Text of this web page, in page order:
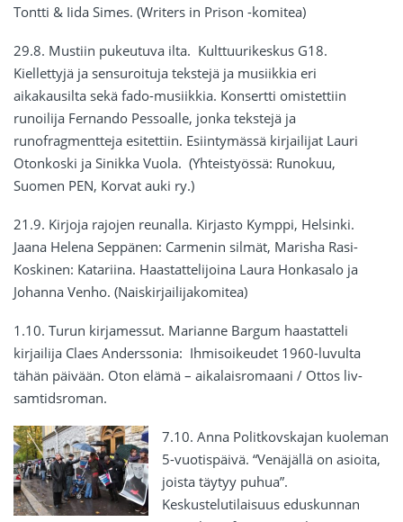
Tontti & Iida Simes. (Writers in Prison -komitea)
29.8. Mustiin pukeutuva ilta. Kulttuurikeskus G18.
Kiellettyjä ja sensuroituja tekstejä ja musiikkia eri
aikakausilta sekä fado-musiikkia. Konsertti omistettiin
runoilija Fernando Pessoalle, jonka tekstejä ja
runofragmentteja esitettiin. Esiintymässä kirjailijat Lauri
Otonkoski ja Sinikka Vuola. (Yhteistyössä: Runokuu,
Suomen PEN, Korvat auki ry.)
21.9. Kirjoja rajojen reunalla. Kirjasto Kymppi, Helsinki.
Jaana Helena Seppänen: Carmenin silmät, Marisha Rasi-
Koskinen: Katariina. Haastattelijoina Laura Honkasalo ja
Johanna Venho. (Naiskirjailijakomitea)
1.10. Turun kirjamessut. Marianne Bargum haastatteli
kirjailija Claes Anderssonia: Ihmisoikeudet 1960-luvulta
tähän päivään. Oton elämä – aikalaisromaani / Ottos liv-
samtidsroman.
7.10. Anna Politkovskajan kuoleman
5-vuotispäivä. “Venäjällä on asioita,
joista täytyy puhua”.
Keskustelutilaisuus eduskunnan